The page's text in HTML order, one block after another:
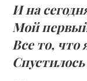
И на
Мой
Все то, что